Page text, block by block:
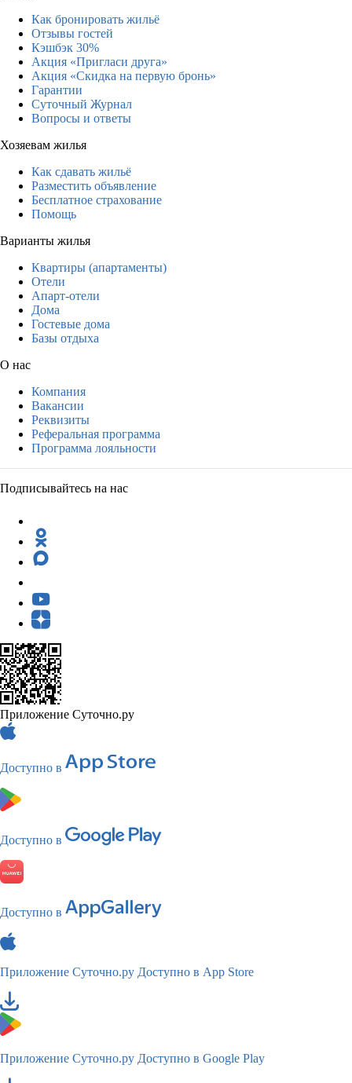
Как бронировать жильё
Отзывы гостей
Кэшбэк 30%
Акция «Пригласи друга»
Акция «Скидка на первую бронь»
Гарантии
Суточный Журнал
Вопросы и ответы
Хозяевам жилья
Как сдавать жильё
Разместить объявление
Бесплатное страхование
Помощь
Варианты жилья
Квартиры (апартаменты)
Отели
Апарт-отели
Дома
Гостевые дома
Базы отдыха
О нас
Компания
Вакансии
Реквизиты
Реферальная программа
Программа лояльности
Подписывайтесь на нас
Приложение Суточно.ру
Доступно в
Доступно в
Доступно в
Приложение Суточно.ру Доступно в App Store
Приложение Суточно.ру Доступно в Google Play